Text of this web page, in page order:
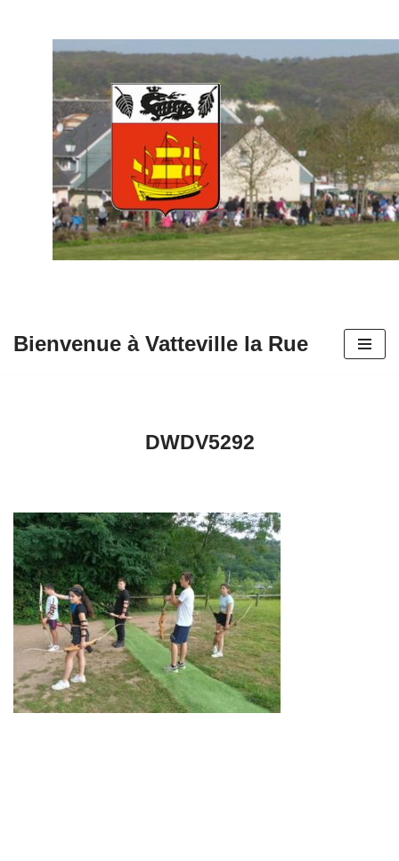
contenu
Bienvenue à Vatteville la Rue
DWDV5292